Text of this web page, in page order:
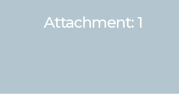
Attachment: 1
ΣΥΝΕΔΡΙΑ & ΗΜΕΡΙΔΕΣ
ΕΠΙΚΟΙΝΩΝΙΑ